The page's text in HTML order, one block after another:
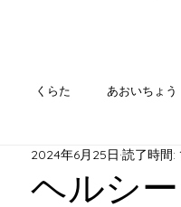
くらた あおいちょう
ゆづき みの
ヘルシ
2024年6月25日 読了時間: